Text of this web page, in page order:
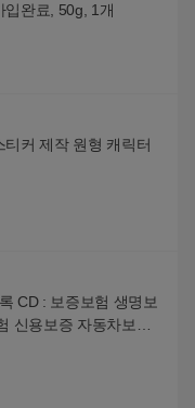
입완료, 50g, 1개
커 제작 원형 캐릭터
CD : 보증보험 생명보
신용보증 자동차보험
리 자산운용 등..., 콘